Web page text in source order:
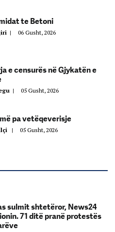
te Betoni
| 06 Gusht, 2026
e censurës në Gjykatën e
| 05 Gusht, 2026
pa vetëqeverisje
| 05 Gusht, 2026
sulmit shtetëror, News24
71 ditë pranë protestës